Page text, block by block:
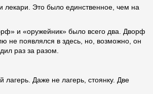
Это было единственное, чем на
и «оружейник» было всего два. Дворф
не появлялся в здесь, но, возможно, он
раз за разом.
лагерь. Даже не лагерь, стоянку. Две